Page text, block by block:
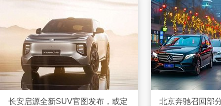
长安启源全新SUV官图发布，或定
北京奔驰召回部